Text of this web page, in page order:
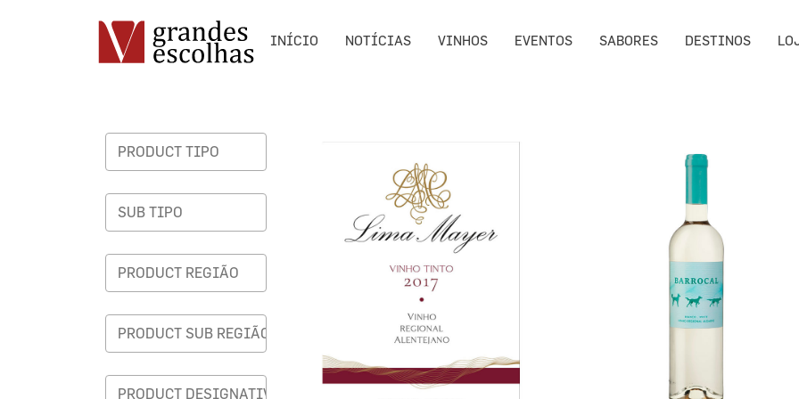
INÍCIO NOTÍCIAS VINHOS EVENTOS SABORES DESTINOS